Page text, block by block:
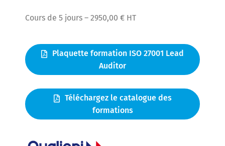
Cours de 5 jours – 2950,00 € HT
Plaquette formation ISO 27001 Lead
Auditor
Téléchargez le catalogue des
formations